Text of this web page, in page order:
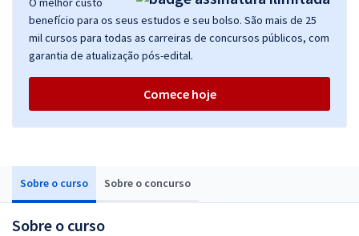
Sobre o curso Sobre o concurso
Sobre o curso
benefício para os seus estudos e seu bolso. São mais de 25
mil cursos para todas as carreiras de concursos públicos, com
garantia de atualização pós-edital.
Comece hoje